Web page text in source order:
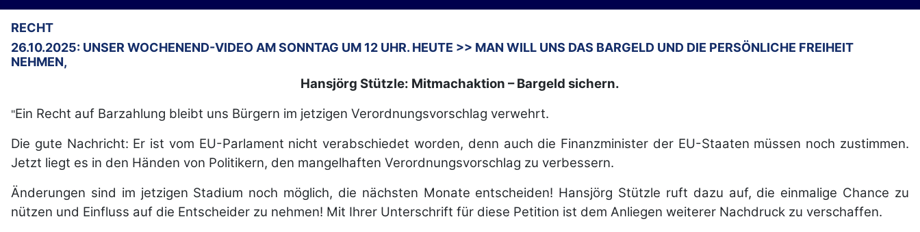
RECHT
26.10.2025: UNSER WOCHENEND-VIDEO AM SONNTAG UM 12 UHR. HEUTE >> MAN WILL UNS DAS BARGELD UND DIE PERSÖNLICHE FREIHEIT
NEHMEN,
Hansjörg Stützle: Mitmachaktion – Bargeld sichern.
"Ein Recht auf Barzahlung bleibt uns Bürgern im jetzigen Verordnungsvorschlag verwehrt.
Die gute Nachricht: Er ist vom EU-Parlament nicht verabschiedet worden, denn auch die Finanzminister der EU-Staaten müssen noch zustimmen.
Jetzt liegt es in den Händen von Politikern, den mangelhaften Verordnungsvorschlag zu verbessern.
Änderungen sind im jetzigen Stadium noch möglich, die nächsten Monate entscheiden! Hansjörg Stützle ruft dazu auf, die einmalige Chance zu
nützen und Einfluss auf die Entscheider zu nehmen! Mit Ihrer Unterschrift für diese Petition ist dem Anliegen weiterer Nachdruck zu verschaffen.